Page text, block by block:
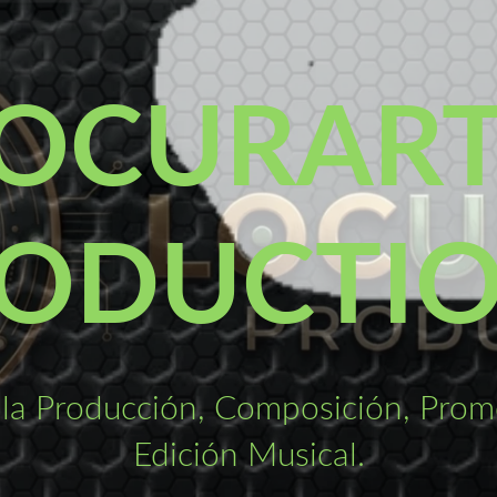
Producción, Composición,
Edición Musical.